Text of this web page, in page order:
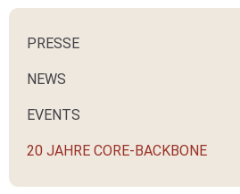
20 JAHRE CORE-BACKBONE
EVENTS
NEWS
PRESSE